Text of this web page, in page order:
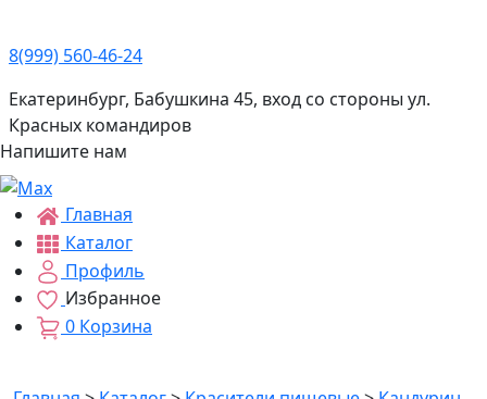
8(999) 560-46-24
Екатеринбург, Бабушкина 45, вход со стороны ул.
Красных командиров
Напишите нам
Главная
Каталог
Профиль
Избранное
0 Корзина